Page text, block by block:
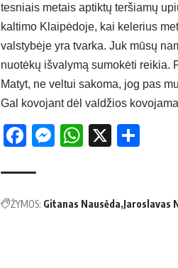
tes­niais me­tais ap­tik­tų ter­šia­mų
kal­ti­mo Klai­pė­do­je, kai ke­le­rius
vals­ty­bė­je yra tvar­ka. Juk mū­sų
nuo­tė­kų iš­va­ly­mą su­mo­kė­ti rei­kia.
Ma­tyt, ne vel­tui sa­ko­ma, jog pas
Gal ko­vo­jant dėl val­džios
Facebook
Messenger
WhatsApp
X
ŽYMOS: Gitanas Nausėda Jaroslavas